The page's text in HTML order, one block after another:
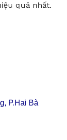
quả nhất.
P.Hai Bà